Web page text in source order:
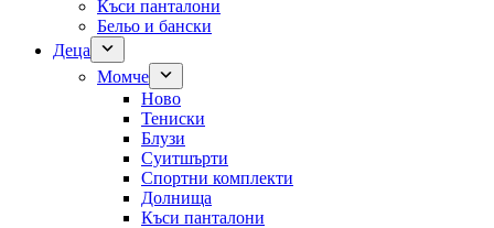
Къси панталони
Бельо и бански
Деца
Момче
Ново
Тениски
Блузи
Суитшърти
Спортни комплекти
Долнища
Къси панталони